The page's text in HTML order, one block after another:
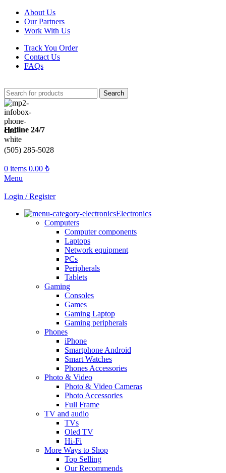
About Us
Our Partners
Work With Us
Track You Order
Contact Us
FAQs
Search
Hotline 24/7
(505) 285-5028
0 items 0.00 ₺
Menu
Login / Register
Electronics
Computers
Computer components
Laptops
Network equipment
PCs
Peripherals
Tablets
Gaming
Consoles
Games
Gaming Laptop
Gaming peripherals
Phones
iPhone
Smartphone Android
Smart Watches
Phones Accessories
Photo & Video
Photo & Video Cameras
Photo Accessories
Full Frame
TV and audio
TVs
Oled TV
Hi-Fi
More Ways to Shop
Top Selling
Our Recommends